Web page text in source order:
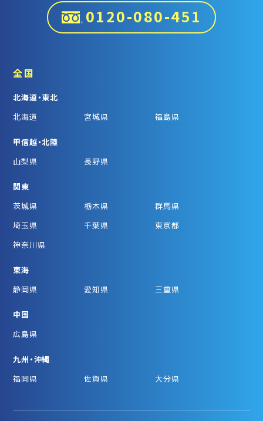
0120-080-451
全国
北海道・東北
北海道
宮城県 福島県
甲信越・北陸
山梨県
長野県
関東
茨城県
栃木県
群馬県
埼玉県
千葉県
東京都
神奈川県
東海
静岡県
愛知県 三重県
中国
広島県
九州・沖縄
福岡県
佐賀県 大分県